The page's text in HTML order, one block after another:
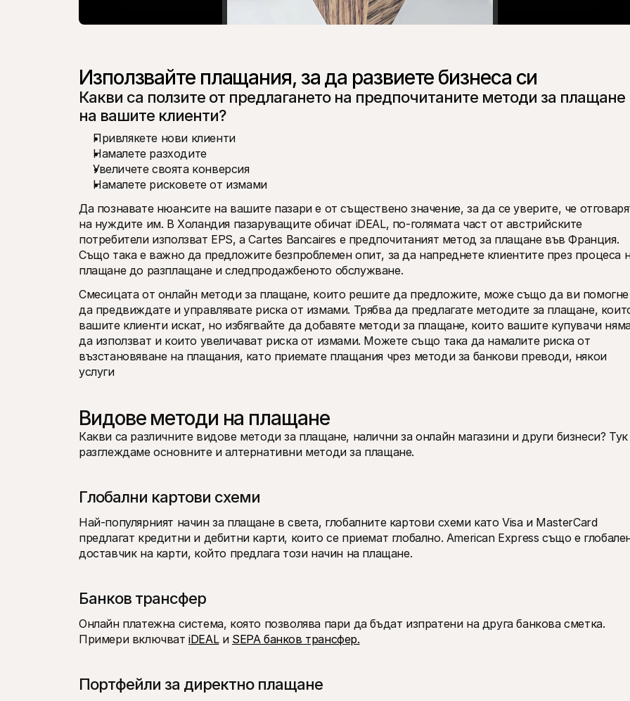
Използвайте плащания, за да развиете бизнеса си
Какви са ползите от предлагането на предпочитаните методи за плащане
на вашите клиенти?
Привлякете нови клиенти
Намалете разходите
Увеличете своята конверсия
Намалете рисковете от измами
Да познавате нюансите на вашите пазари е от съществено значение, за да се уверите, че
на нуждите им. В Холандия пазаруващите обичат iDEAL, по-голямата част от австрийските
потребители използват EPS, а Cartes Bancaires е предпочитаният метод за плащане във Франция.
Също така е важно да предложите безпроблемен опит, за да напреднете клиентите през процеса
плащане до разплащане и следпродажбеното обслужване.
Смесицата от онлайн методи за плащане, които решите да предложите, може също да ви помогне
да предвиждате и управлявате риска от измами. Трябва да предлагате методите за плащане,
вашите клиенти искат, но избягвайте да добавяте методи за плащане, които вашите купувачи
да използват и които увеличават риска от измами. Можете също така да намалите риска от
възстановяване на плащания, като приемате плащания чрез методи за банкови преводи, някои
услуги
Видове методи на плащане
Какви са различните видове методи за плащане, налични за онлайн магазини и други бизнеси? Тук
разглеждаме основните и алтернативни методи за плащане.
Глобални картови схеми
Най-популярният начин за плащане в света, глобалните картови схеми като Visa и MasterCard
предлагат кредитни и дебитни карти, които се приемат глобално. American Express също е
доставчик на карти, който предлага този начин на плащане.
Банков трансфер
Онлайн платежна система, която позволява пари да бъдат изпратени на друга банкова сметка.
Примери включват iDEAL и SEPA банков трансфер.
Портфейли за директно плащане